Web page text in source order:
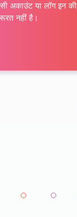
अकाउंट या लॉग इन की
नहीं है।